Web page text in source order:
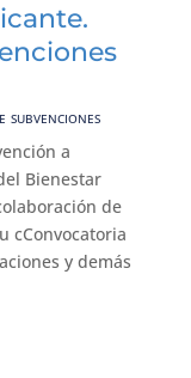
subvenciones
a
Bienestar
de
cConvocatoria
y demás